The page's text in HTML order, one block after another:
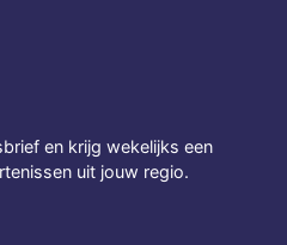
en krijg wekelijks een
uit jouw regio.